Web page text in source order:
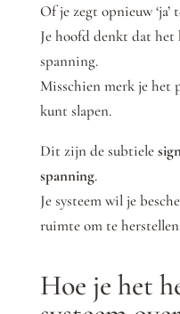
Of je zegt opnieuw
Je hoofd denkt dat het
spanning.
Misschien merk je het
kunt slapen.
Dit zijn de subtiele
spanning.
Je systeem wil je
ruimte om te
Hoe je het